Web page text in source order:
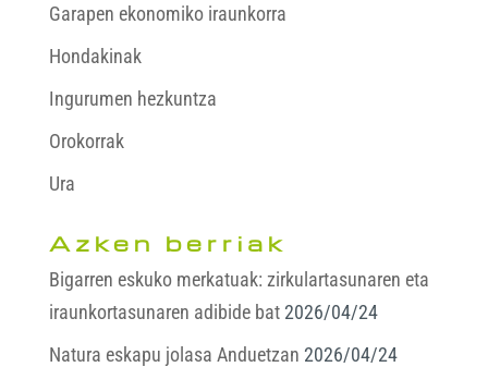
Garapen ekonomiko iraunkorra
Hondakinak
Ingurumen hezkuntza
Orokorrak
Ura
Azken berriak
Bigarren eskuko merkatuak: zirkulartasunaren eta
iraunkortasunaren adibide bat 2026/04/24
Natura eskapu jolasa Anduetzan 2026/04/24